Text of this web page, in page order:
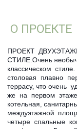
О ПРОЕКТЕ
ПРОЕКТ
СТИЛЕ.Очень
классическом
столовая плавно
террасу, что очень
же на первом этаже
котельная,
междуэтажной
четыре спальные